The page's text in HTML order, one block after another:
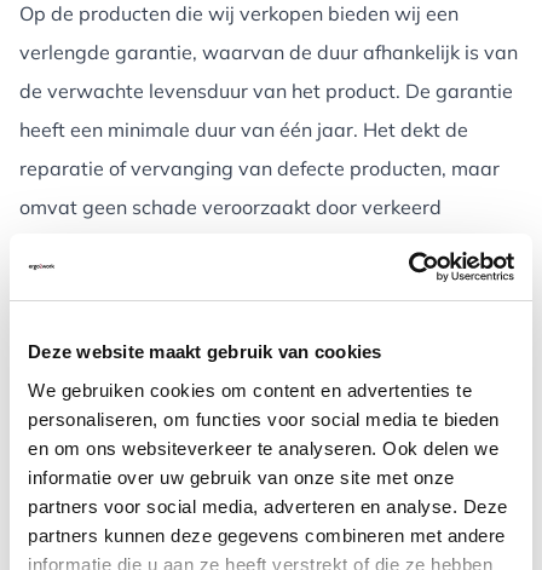
Deze website maakt gebruik van cookies
We gebruiken cookies om content en advertenties te
personaliseren, om functies voor social media te bieden
en om ons websiteverkeer te analyseren. Ook delen we
informatie over uw gebruik van onze site met onze
partners voor social media, adverteren en analyse. Deze
partners kunnen deze gegevens combineren met andere
informatie die u aan ze heeft verstrekt of die ze hebben
Op de producten die wij verkopen bieden wij een
verlengde garantie, waarvan de duur afhankelijk is van
de verwachte levensduur van het product. De garantie
heeft een minimale duur van één jaar. Het dekt de
reparatie of vervanging van defecte producten, maar
omvat geen schade veroorzaakt door verkeerd
Indien een product binnen 30 dagen na aankoop een
product. Na deze periode kan het product ter reparatie
worden geretourneerd. Naast onze garantie biedt de
fabrikant ook één jaar garantie. Voor producten die bij
ons zijn gekocht, kun je nog steeds profiteren van onze
ondersteuning.